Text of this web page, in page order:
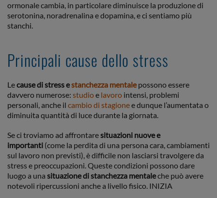
ormonale cambia, in particolare diminuisce la produzione di
serotonina, noradrenalina e dopamina, e ci sentiamo più
stanchi.
Principali cause dello stress
Lecause di stress estanchezza mentalepossono essere
davvero numerose: studioe lavoro intensi, problemi
personali, anche il cambio di stagionee dunque l’aumentata o
diminuita quantità di luce durante la giornata.
Se ci troviamo ad affrontaresituazioni nuove e
importanti (come la perdita di una persona cara, cambiamenti
sul lavoro non previsti), è difficile non lasciarsi travolgere da
stress e preoccupazioni. Queste condizioni possono dare
luogo a una situazione di stanchezza mentaleche può avere
notevoli ripercussioni anche a livello fisico. INIZIA